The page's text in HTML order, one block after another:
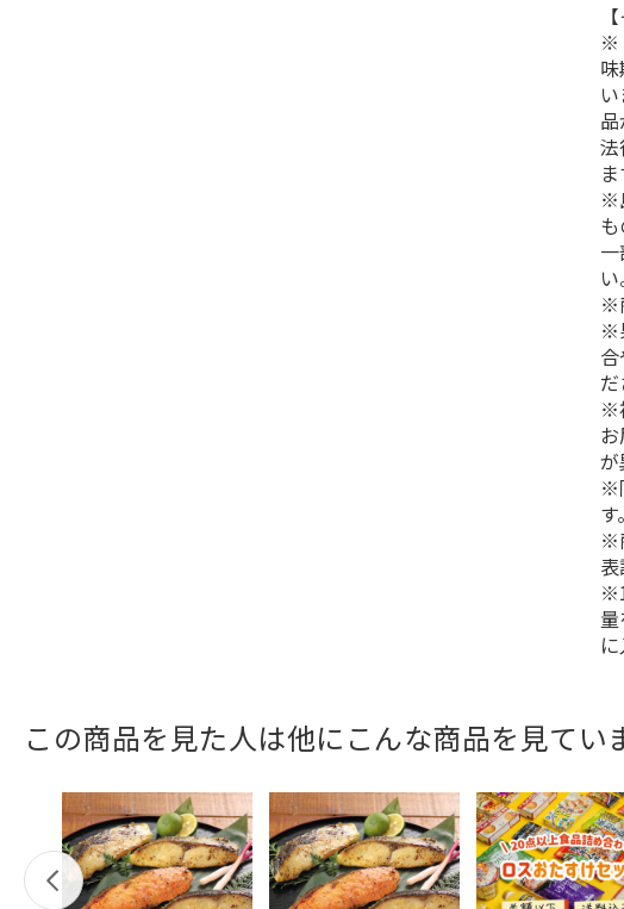
※
ま
※
い
※
※
だ
※
※
す。
※
この商品を見た人は他にこんな商品を見てい